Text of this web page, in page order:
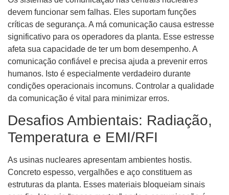
devem funcionar sem falhas. Eles suportam funções
críticas de segurança. A má comunicação causa estresse
significativo para os operadores da planta. Esse estresse
afeta sua capacidade de ter um bom desempenho. A
comunicação confiável e precisa ajuda a prevenir erros
humanos. Isto é especialmente verdadeiro durante
condições operacionais incomuns. Controlar a qualidade
da comunicação é vital para minimizar erros.
Desafios Ambientais: Radiação,
Temperatura e EMI/RFI
As usinas nucleares apresentam ambientes hostis.
Concreto espesso, vergalhões e aço constituem as
estruturas da planta. Esses materiais bloqueiam sinais